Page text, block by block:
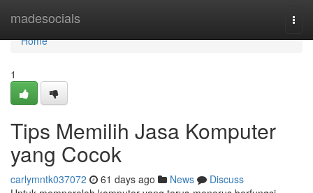
madesocials
Home
Home
1
Tips Memilih Jasa Komputer
yang Cocok
carlymntk037072 61 days ago News
Discuss